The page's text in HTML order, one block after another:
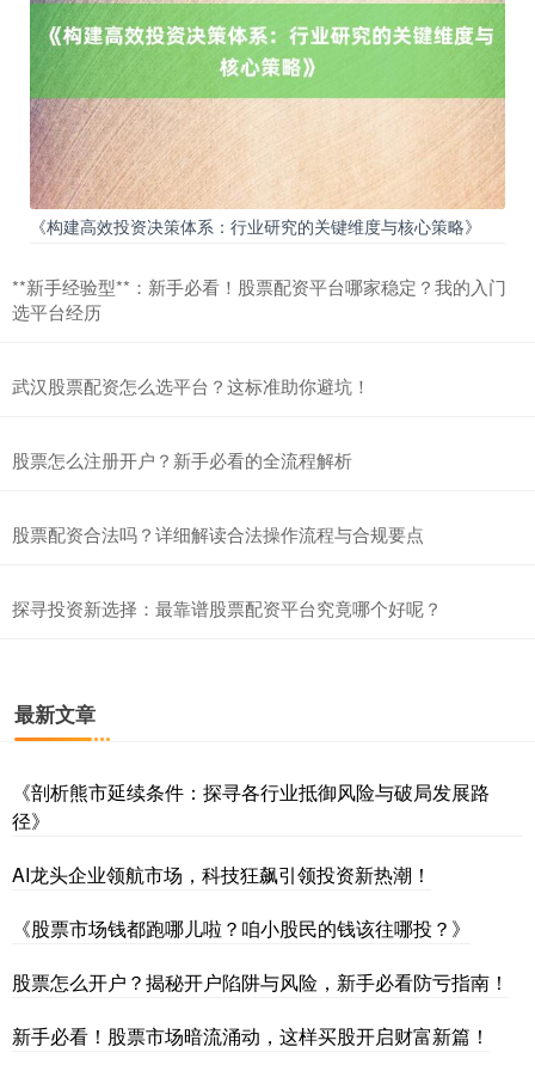
《构建高效投资决策体系：行业研究的关键维度与核心策略》
**新手经验型**：新手必看！股票配资平台哪家稳定？我的入门
选平台经历
武汉股票配资怎么选平台？这标准助你避坑！
股票怎么注册开户？新手必看的全流程解析
股票配资合法吗？详细解读合法操作流程与合规要点
探寻投资新选择：最靠谱股票配资平台究竟哪个好呢？
最新文章
《剖析熊市延续条件：探寻各行业抵御风险与破局发展路
径》
AI龙头企业领航市场，科技狂飙引领投资新热潮！
《股票市场钱都跑哪儿啦？咱小股民的钱该往哪投？》
股票怎么开户？揭秘开户陷阱与风险，新手必看防亏指南！
新手必看！股票市场暗流涌动，这样买股开启财富新篇！